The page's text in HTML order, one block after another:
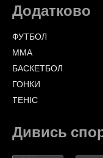
Додатково
ФУТБОЛ
ММА
БАСКЕТБОЛ
ГОНКИ
TЕНІС
Дивись